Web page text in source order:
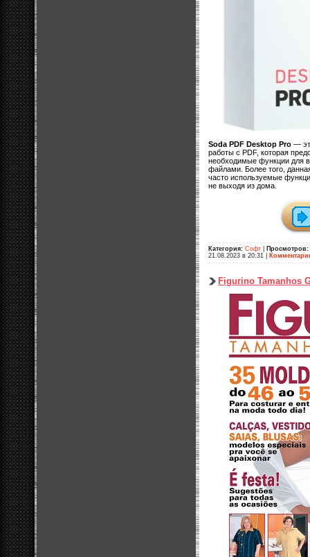
Soda PDF Desktop Pro —
работы с PDF, которая
необходимые функции для
файлами. Более того,
часто используемые
не выходя из дома.
Категория: Софт Просмотров:
21.08.2023 в 20:31
Figurino Tamanhos